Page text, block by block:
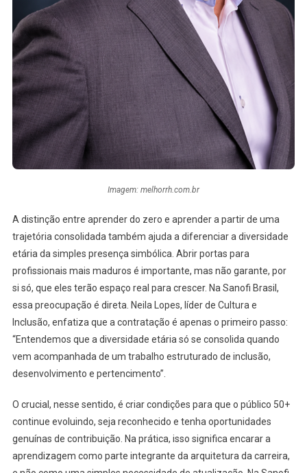
Imagem: melhorrh.com.br
A distinção entre aprender do zero e aprender a partir de uma
trajetória consolidada também ajuda a diferenciar a diversidade
etária da simples presença simbólica. Abrir portas para
profissionais mais maduros é importante, mas não garante, por
si só, que eles terão espaço real para crescer. Na Sanofi Brasil,
essa preocupação é direta. Neila Lopes, líder de Cultura e
Inclusão, enfatiza que a contratação é apenas o primeiro passo:
“Entendemos que a diversidade etária só se consolida quando
vem acompanhada de um trabalho estruturado de inclusão,
desenvolvimento e pertencimento”.
O crucial, nesse sentido, é criar condições para que o público 50+
continue evoluindo, seja reconhecido e tenha oportunidades
genuínas de contribuição. Na prática, isso significa encarar a
aprendizagem como parte integrante da arquitetura da carreira,